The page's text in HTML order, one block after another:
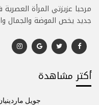
مرحبا عزيزتي المرأة
جديد يخص الموضة والجمال
أكتر مشاهدة
جويل